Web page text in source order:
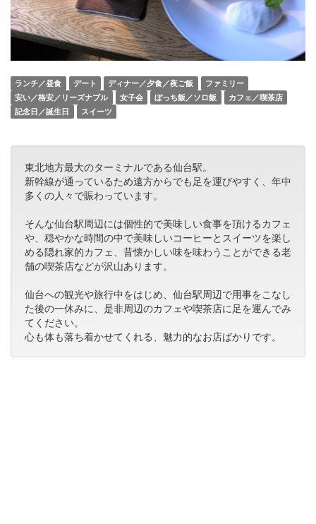
ランチ／昼食 デート ディナー／夕食／夜ご飯
ファミリー
安い／格安／リーズナブル
女子会 ぼっち飯／ソロ飯
カフェ／喫茶店
記念日／誕生日
スイーツ
東北地方最大のターミナルである仙台駅。
新幹線が通っているため遠方からでも足を運びやすく、年中
多くの人々で賑わっています。
そんな仙台駅周辺には個性的で美味しい食事を頂けるカフェ
や、穏やかな時間の中で美味しいコーヒーとスイーツを楽し
める隠れ家的カフェ、昔懐かしい味を味わうことができる老
舗の喫茶店などが沢山あります。
仙台への観光や旅行中をはじめ、仙台駅周辺で用事をこなし
た後の一休みに、是非周辺のカフェや喫茶店に足を運んでみ
てください。
心も体も落ち着かせてくれる、魅力的なお店ばかりです。